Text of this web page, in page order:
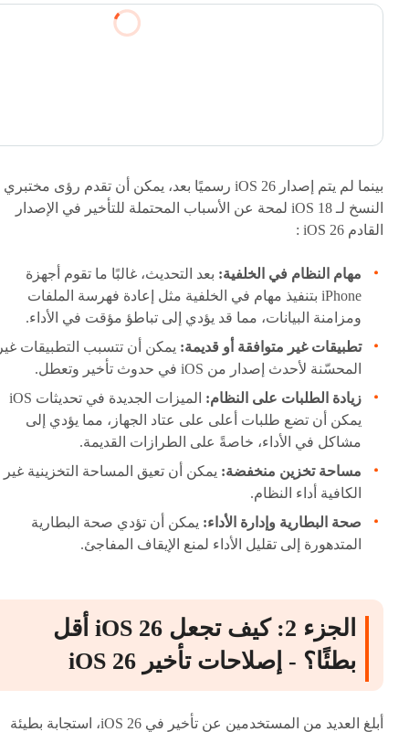
بينما لم يتم إصدار iOS 26 رسميًا بعد، يمكن أن تقدم رؤى مختبري
النسخ لـ iOS 18 لمحة عن الأسباب المحتملة للتأخير في الإصدار
القادم iOS 26 :
مهام النظام في الخلفية: بعد التحديث، غالبًا ما تقوم أجهزة
iPhone بتنفيذ مهام في الخلفية مثل إعادة فهرسة الملفات
ومزامنة البيانات، مما قد يؤدي إلى تباطؤ مؤقت في الأداء.
تطبيقات غير متوافقة أو قديمة: يمكن أن تتسبب التطبيقات
المحسّنة لأحدث إصدار من iOS في حدوث تأخير وتعطل.
زيادة الطلبات على النظام:
الميزات الجديدة في تحديثات iOS
يمكن أن تضع طلبات أعلى على عتاد الجهاز، مما يؤدي إلى
مشاكل في الأداء، خاصةً على الطرازات القديمة.
مساحة تخزين منخفضة: يمكن أن تعيق المساحة التخزينية غير
الكافية أداء النظام.
صحة البطارية وإدارة الأداء: يمكن أن تؤدي صحة البطارية
المتدهورة إلى تقليل الأداء لمنع الإيقاف المفاجئ.
الجزء 2: كيف تجعل iOS 26 أقل
بطئًا؟ - إصلاحات تأخير iOS 26
أبلغ العديد من المستخدمين عن تأخير في iOS 26، استجابة بطيئة